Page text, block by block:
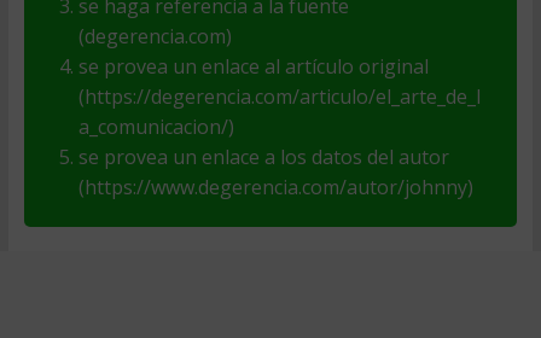
se haga referencia a la fuente
(degerencia.com)
se provea un enlace al artículo original
(https://degerencia.com/articulo/el_arte_de_l
a_comunicacion/)
se provea un enlace a los datos del autor
(https://www.degerencia.com/autor/johnny)